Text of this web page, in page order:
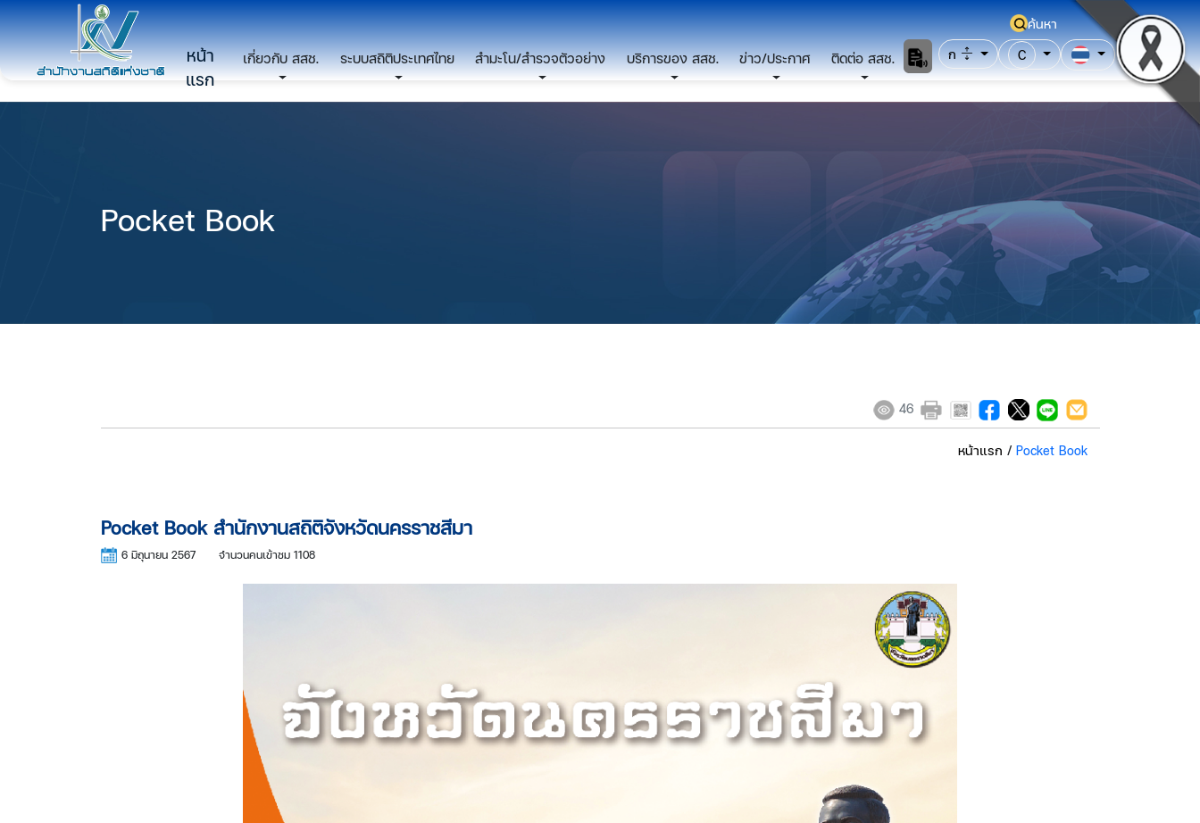
หน้า
แรก
เกี่ยวกับ สสช. ระบบสถิติประเทศไทย สำมะโน/สำรวจตัวอย่าง บริการของ สสช. ข่าว/ประกาศ ติดต่อ สสช.
ค้นหา
ก
C
Pocket Book
46
หน้าแรก / Pocket Book
Pocket Book สำนักงานสถิติจังหวัดนครราชสีมา
6 มิถุนายน 2567 จำนวนคนเข้าชม 1108